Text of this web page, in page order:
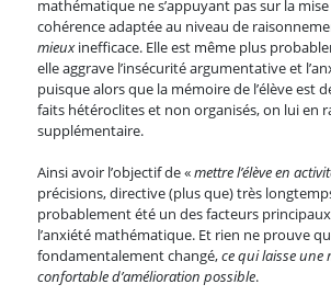
mathématique ne s’appuyant pas sur la mise
cohérence adaptée au niveau de
mieuxinefficace. Elle est même plus
elle aggrave l’insécurité argumentative et
puisque alors que la mémoire de l’élève est
faits hétéroclites et non organisés, on lui en
supplémentaire.
Ainsi avoir l’objectif de «mettre l’élève en
précisions, directive (plus que) très
probablement été un des facteurs
l’anxiété mathématique. Et rien ne prouve
fondamentalement changé,ce qui laisse une
confortable d’amélioration possible.